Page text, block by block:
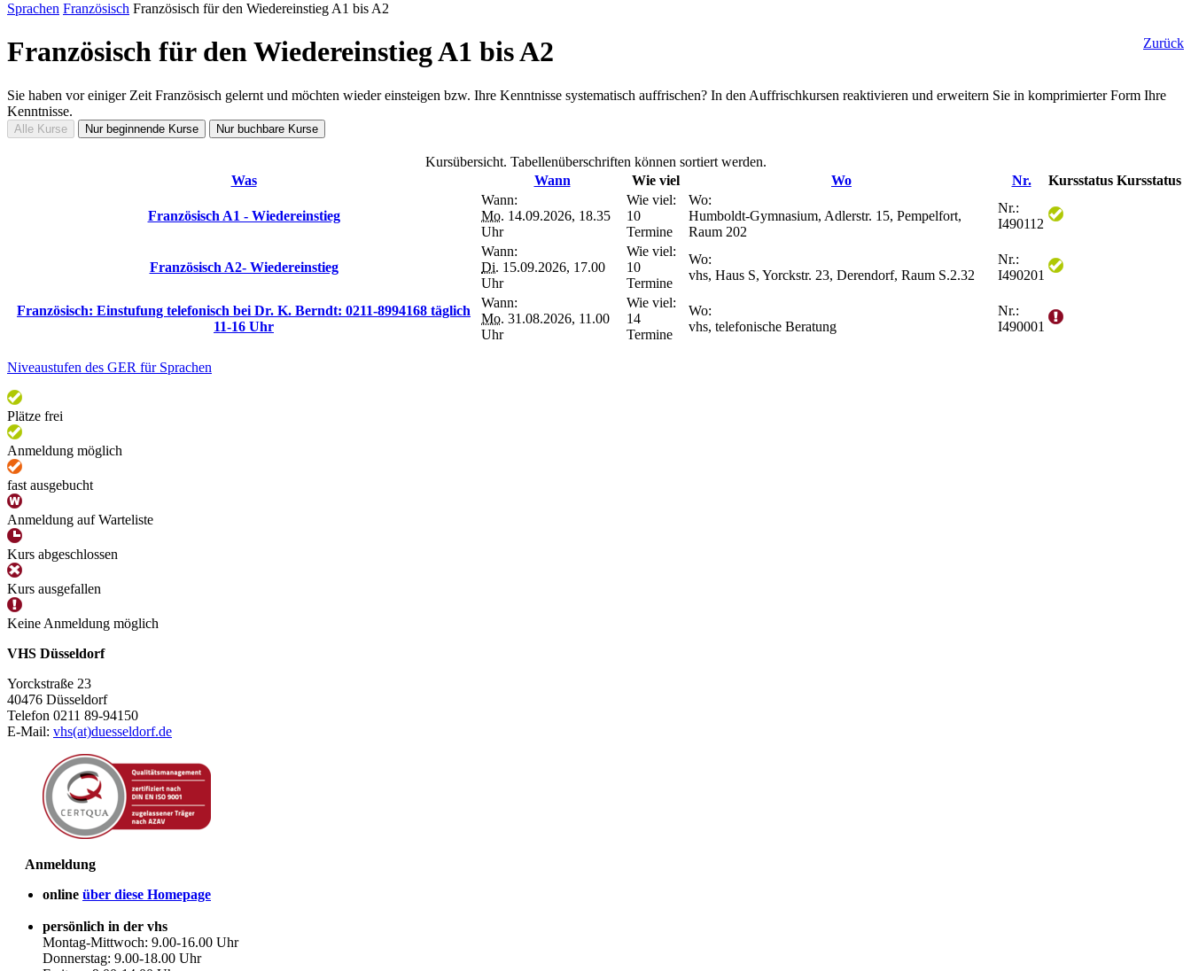
Sprachen Französisch Französisch für den Wiedereinstieg A1 bis A2
Zurück
Französisch für den Wiedereinstieg A1 bis A2
Sie haben vor einiger Zeit Französisch gelernt und möchten wieder einsteigen bzw. Ihre Kenntnisse systematisch auffrischen? In den Auffrischkursen reaktivieren und erweitern Sie in komprimierter Form Ihre
Kenntnisse.
Alle Kurse Nur beginnende Kurse Nur buchbare Kurse
Kursübersicht. Tabellenüberschriften können sortiert werden.
Was
Wann Wie viel Wo Nr. Kursstatus Kursstatus
Französisch A1 - Wiedereinstieg
Wann:
Mo. 14.09.2026, 18.35
Uhr
Wie viel:
10
Termine
Wo:
Humboldt-Gymnasium, Adlerstr. 15, Pempelfort,
Raum 202
Nr.:
I490112
Französisch A2- Wiedereinstieg
Wann:
Di. 15.09.2026, 17.00
Uhr
Wie viel:
10
Termine
Wo:
vhs, Haus S, Yorckstr. 23, Derendorf, Raum S.2.32
Nr.:
I490201
Französisch: Einstufung telefonisch bei Dr. K. Berndt: 0211-8994168 täglich
11-16 Uhr
Wann:
Mo. 31.08.2026, 11.00
Uhr
Wie viel:
14
Termine
Wo:
vhs, telefonische Beratung
Nr.:
I490001
Niveaustufen des GER für Sprachen
Plätze frei
Anmeldung möglich
fast ausgebucht
Anmeldung auf Warteliste
Kurs abgeschlossen
Kurs ausgefallen
Keine Anmeldung möglich
VHS Düsseldorf
Yorckstraße 23
40476 Düsseldorf
Telefon 0211 89-94150
E-Mail: vhs(at)duesseldorf.de
Anmeldung
online über diese Homepage
persönlich in der vhs
Montag-Mittwoch: 9.00-16.00 Uhr
Donnerstag: 9.00-18.00 Uhr